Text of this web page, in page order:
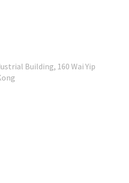
Building, 160 Wai Yip